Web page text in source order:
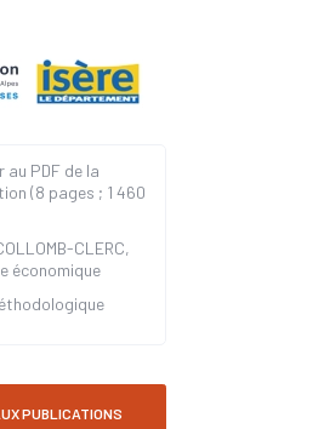
au PDF de la
(8 pages ; 1 460
CLERC,
économique
PUBLICATIONS